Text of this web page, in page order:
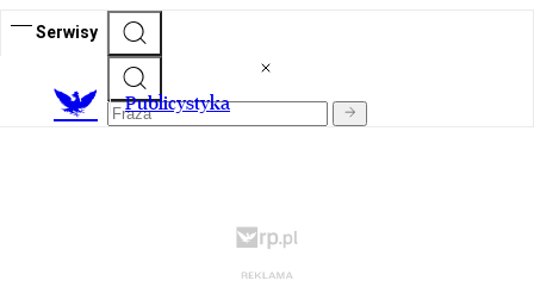
Serwisy
Publicystyka